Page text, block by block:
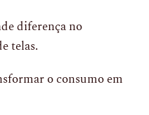
diferença no
telas.
o consumo em